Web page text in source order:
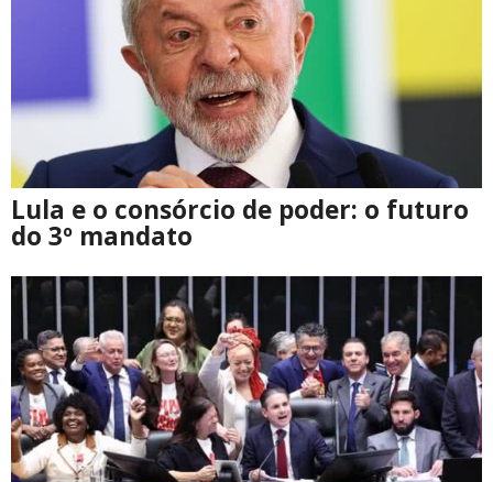
Lula e o consórcio de poder: o futuro
do 3º mandato